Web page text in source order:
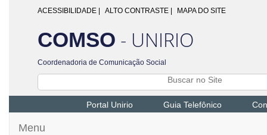
ACESSIBILIDADE ALTO CONTRASTE | MAPA DO SITE
COMSO - UNIRIO
Coordenadoria de Comunicação Social
Portal Unirio Guia Telefônico
Menu